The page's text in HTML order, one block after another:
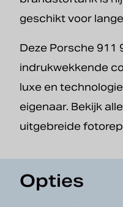
geschikt voor
Deze Porsche 911
indrukwekkende
luxe en
eigenaar. Bekijk
uitgebreide
Opties